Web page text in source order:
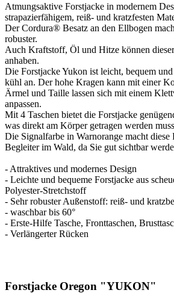
Atmungsaktive Forstjacke in modernem
strapazierfähigem, reiß- und kratzfesten
Der Cordura® Besatz an den Ellbogen
robuster.
Auch Kraftstoff, Öl und Hitze können
anhaben.
Die Forstjacke Yukon ist leicht, bequem
kühl an. Der hohe Kragen kann mit einer
Ärmel und Taille lassen sich mit einem
anpassen.
Mit 4 Taschen bietet die Forstjacke
was direkt am Körper getragen werden
Die Signalfarbe in Warnorange macht diese
Begleiter im Wald, da Sie gut sichtbar
- Attraktives und modernes Design
- Leichte und bequeme Forstjacke aus
Polyester-Stretchstoff
- Sehr robuster Außenstoff: reiß- und
- waschbar bis 60°
- Erste-Hilfe Tasche, Fronttaschen,
- Verlängerter Rücken
Forstjacke Oregon "YUKON"